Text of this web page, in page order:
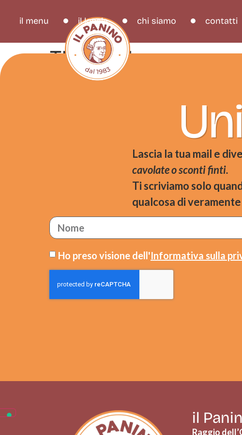
il menu il locale chi siamo contatti
The Caldo
Lascia la tua mail e
cavolate o sconti finti.
Ti scriviamo solo
qualcosa di
Ho preso visione dell'Informativa sulla
il
Raggio